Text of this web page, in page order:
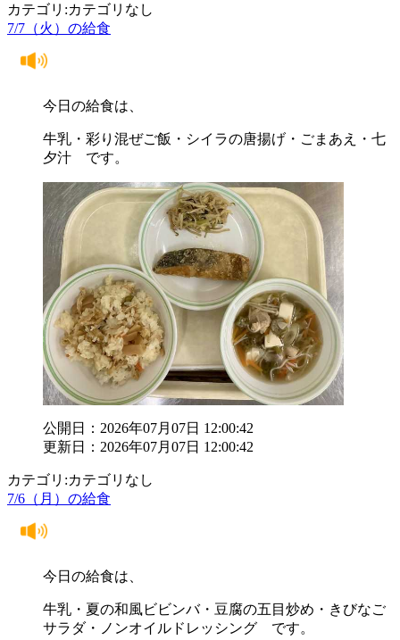
カテゴリ:カテゴリなし
7/7（火）の給食
今日の給食は、
牛乳・彩り混ぜご飯・シイラの唐揚げ・ごまあえ・七
夕汁 です。
公開日：2026年07月07日 12:00:42
更新日：2026年07月07日 12:00:42
カテゴリ:カテゴリなし
7/6（月）の給食
今日の給食は、
牛乳・夏の和風ビビンバ・豆腐の五目炒め・きびなご
サラダ・ノンオイルドレッシング です。